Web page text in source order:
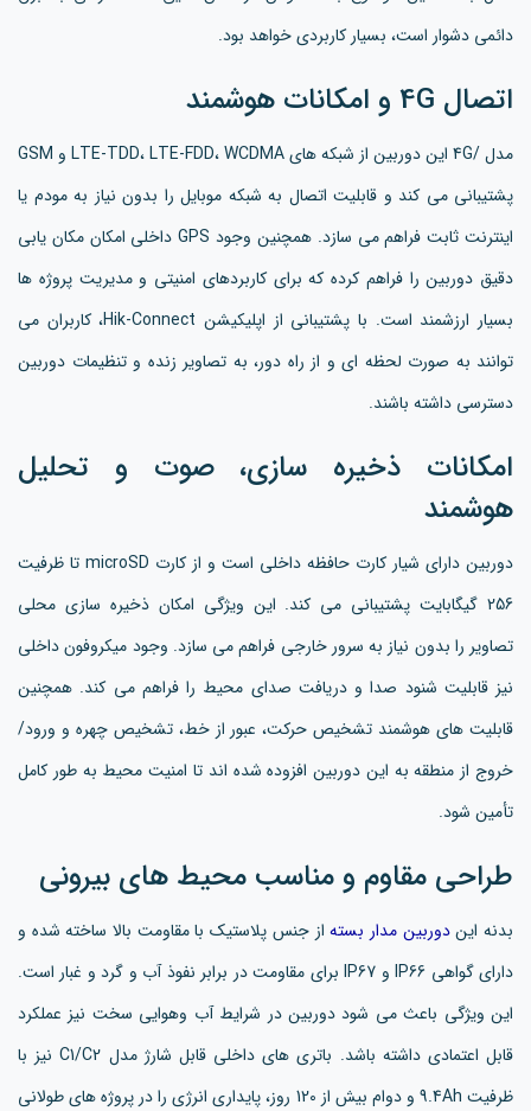
دائمی دشوار است، بسیار کاربردی خواهد بود.
اتصال 4G و امکانات هوشمند
مدل /4G این دوربین از شبکه های LTE-TDD، LTE-FDD، WCDMA و GSM
پشتیبانی می کند و قابلیت اتصال به شبکه موبایل را بدون نیاز به مودم یا
اینترنت ثابت فراهم می سازد. همچنین وجود GPS داخلی امکان مکان یابی
دقیق دوربین را فراهم کرده که برای کاربردهای امنیتی و مدیریت پروژه ها
بسیار ارزشمند است. با پشتیبانی از اپلیکیشن Hik-Connect، کاربران می
توانند به صورت لحظه ای و از راه دور، به تصاویر زنده و تنظیمات دوربین
دسترسی داشته باشند.
امکانات ذخیره سازی، صوت و تحلیل
هوشمند
دوربین دارای شیار کارت حافظه داخلی است و از کارت microSD تا ظرفیت
256 گیگابایت پشتیبانی می کند. این ویژگی امکان ذخیره سازی محلی
تصاویر را بدون نیاز به سرور خارجی فراهم می سازد. وجود میکروفون داخلی
نیز قابلیت شنود صدا و دریافت صدای محیط را فراهم می کند. همچنین
قابلیت های هوشمند تشخیص حرکت، عبور از خط، تشخیص چهره و ورود/
خروج از منطقه به این دوربین افزوده شده اند تا امنیت محیط به طور کامل
تأمین شود.
طراحی مقاوم و مناسب محیط های بیرونی
بدنه ایندوربین مدار بستهاز جنس پلاستیک با مقاومت بالا ساخته شده و
دارای گواهی IP66 و IP67 برای مقاومت در برابر نفوذ آب و گرد و غبار است.
این ویژگی باعث می شود دوربین در شرایط آب وهوایی سخت نیز عملکرد
قابل اعتمادی داشته باشد. باتری های داخلی قابل شارژ مدل C1/C2 نیز با
ظرفیت 9.4Ah و دوام بیش از 120 روز، پایداری انرژی را در پروژه های طولانی